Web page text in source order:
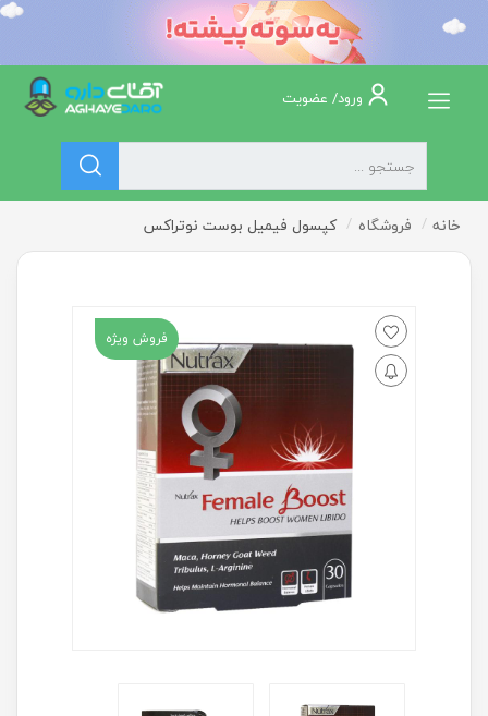
ورود/ عضویت
خانه فروشگاه کپسول فیمیل بوست نوتراکس
فروش ویژه